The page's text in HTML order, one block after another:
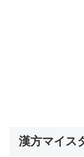
漢方マイス